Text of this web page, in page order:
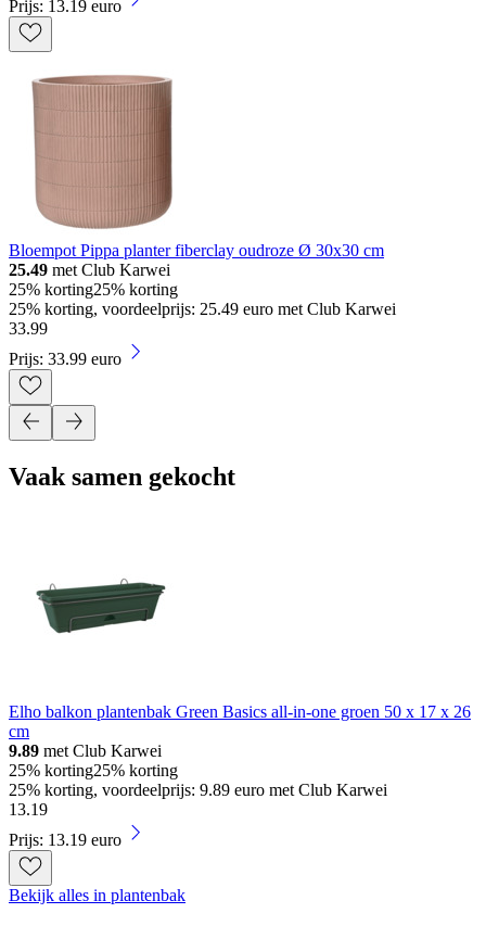
Prijs: 13.19 euro
Bloempot Pippa planter fiberclay oudroze Ø 30x30 cm
25.49 met Club Karwei
25% korting25% korting
25% korting, voordeelprijs: 25.49 euro met Club Karwei
33.99
Prijs: 33.99 euro
Vaak samen gekocht
Elho balkon plantenbak Green Basics all-in-one groen 50 x 17 x 26
cm
9.89 met Club Karwei
25% korting25% korting
25% korting, voordeelprijs: 9.89 euro met Club Karwei
13.19
Prijs: 13.19 euro
Bekijk alles in plantenbak